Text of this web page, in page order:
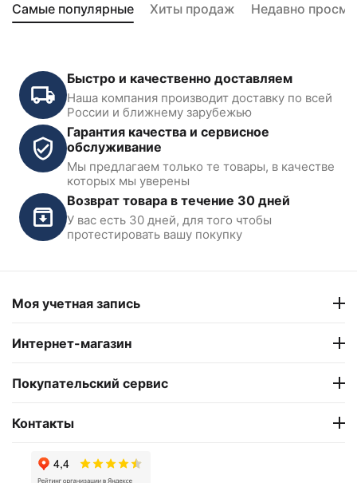
Самые популярные Хиты продаж Недавно
Шиномонтажный станок
10-24" KraftWell KRW22
В наличии
Шиномонтажный станок
Nordberg 4638E_220V
В наличии
Быстро и качественно доставляем
Наша компания производит доставку по всей
России и ближнему зарубежью
Гарантия качества и сервисное
обслуживание
Мы предлагаем только те товары, в качестве
которых мы уверены
Возврат товара в течение 30 дней
У вас есть 30 дней, для того чтобы
протестировать вашу покупку
Моя учетная запись
Интернет-магазин
Покупательский сервис
Контакты